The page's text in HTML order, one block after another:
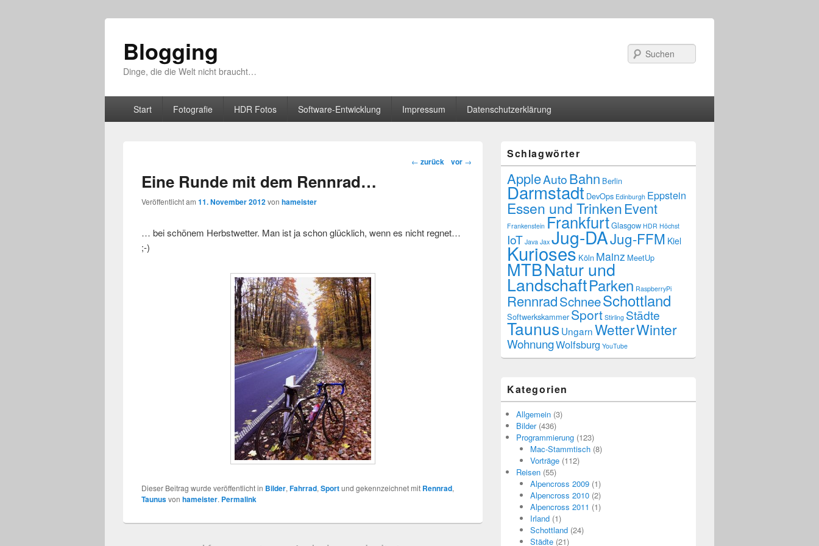
Blogging
Dinge, die die Welt nicht braucht…
HauptmenüWeiter zum Hauptinhalt
Weiter zum Sekundärinhalt
Start Fotografie HDR Fotos Software-Entwicklung Impressum Datenschutzerklärung
Beitragsnavigation
← zurück vor →
Eine Runde mit dem Rennrad…
Veröffentlicht am 11. November 2012von hameister
… bei schönem Herbstwetter. Man ist ja schon glücklich, wenn es nicht regnet…
;-)
Dieser Beitrag wurde veröffentlicht in Bilder, Fahrrad, Sportund gekennzeichnet mit Rennrad,
Taunusvon hameister. Permalink
Schlagwörter
AppleAutoBahn Berlin
Darmstadt DevOps Edinburgh Eppstein
Essen und TrinkenEvent
Frankenstein FrankfurtGlasgow HDR Höchst
IoT Java Jax Jug-DAJug-FFM Kiel
Kurioses Köln Mainz MeetUp
MTBNatur und
LandschaftParken RaspberryPi
RennradSchneeSchottland
Softwerkskammer Sport Stirling Städte
TaunusUngarnWetterWinter
WohnungWolfsburg YouTube
Kategorien
Allgemein (3)
Bilder(436)
Programmierung (123)
Mac-Stammtisch(8)
Vorträge(112)
Reisen (55)
Alpencross 2009(1)
Alpencross 2010(2)
Alpencross 2011 (1)
Irland(1)
Schottland(24)
Städte(21)